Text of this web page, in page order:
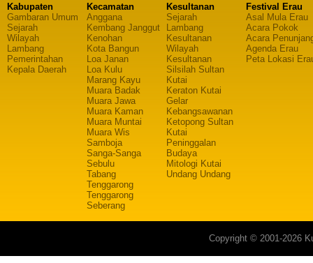
Kabupaten
Gambaran Umum
Sejarah
Wilayah
Lambang
Pemerintahan
Kepala Daerah
Kecamatan
Anggana
Kembang Janggut
Kenohan
Kota Bangun
Loa Janan
Loa Kulu
Marang Kayu
Muara Badak
Muara Jawa
Muara Kaman
Muara Muntai
Muara Wis
Samboja
Sanga-Sanga
Sebulu
Tabang
Tenggarong
Tenggarong
Seberang
Kesultanan
Sejarah
Lambang
Kesultanan
Wilayah
Kesultanan
Silsilah Sultan
Kutai
Keraton Kutai
Gelar
Kebangsawanan
Ketopong Sultan
Kutai
Peninggalan
Budaya
Mitologi Kutai
Undang Undang
Festival Erau
Asal Mula Erau
Acara Pokok
Acara
Agenda Erau
Peta Lokasi
Copyright © 2001-2026